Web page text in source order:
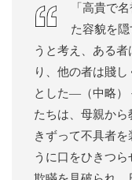
「高貴で
た容貌を
うと考え、ある
り、他の者は賤
とした―（中略）
たちは、母親か
きずって不具者
うに口をひきつ